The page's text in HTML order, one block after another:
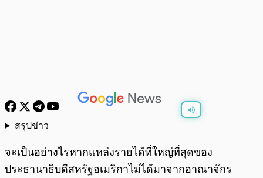
สรุปข่าว
จะเป็นอย่างไรหากแหล่งรายได้ที่ใหญ่ที่สุดของ
ประธานาธิบดีสหรัฐอเมริกาไม่ได้มาจากอาณาจักร